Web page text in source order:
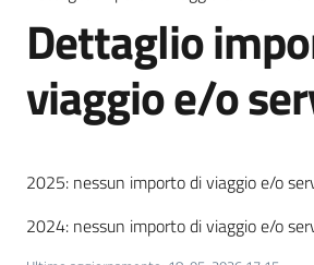
Impresa
Promuovere
Impresa
Territorio
Dettaglio
viaggio e/o
2025: nessun importo di viaggio e/o
2024: nessun importo di viaggio e/o